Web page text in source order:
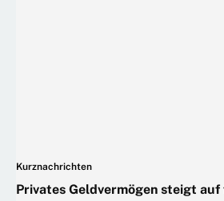
Kurznachrichten
Privates Geldvermögen steigt auf